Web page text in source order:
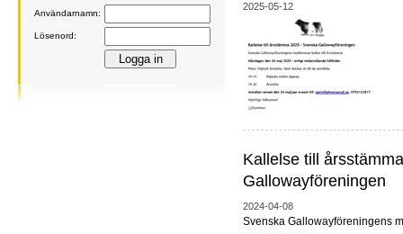
Användarnamn:
Lösenord:
2025-05-12
Kallelse till
Gallowayföreningen
2024-04-08
Svenska Gallowayföreningens